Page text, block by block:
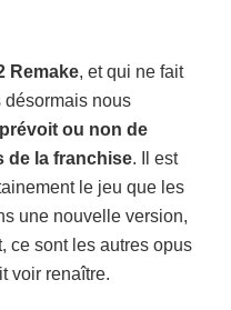
Remake, et qui ne fait
désormais nous
ou non de
de la franchise. Il est
le jeu que les
une nouvelle version,
ce sont les autres opus
voir renaître.